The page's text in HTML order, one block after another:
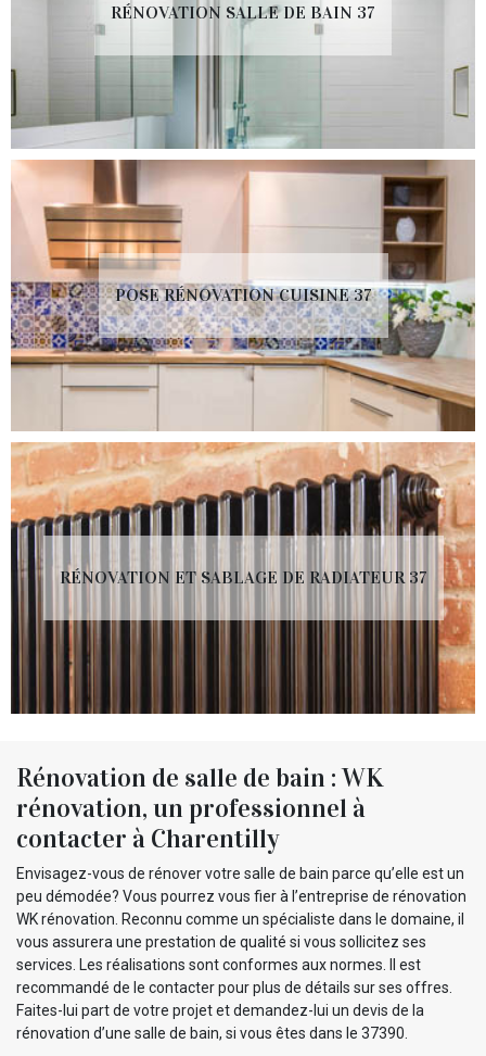
RÉNOVATION SALLE DE BAIN 37
POSE RÉNOVATION CUISINE 37
RÉNOVATION ET SABLAGE DE RADIATEUR 37
Rénovation de salle de bain : WK
rénovation, un professionnel à
contacter à Charentilly
Envisagez-vous de rénover votre salle de bain parce qu’elle est un
peu démodée? Vous pourrez vous fier à l’entreprise de rénovation
WK rénovation. Reconnu comme un spécialiste dans le domaine, il
vous assurera une prestation de qualité si vous sollicitez ses
services. Les réalisations sont conformes aux normes. Il est
recommandé de le contacter pour plus de détails sur ses offres.
Faites-lui part de votre projet et demandez-lui un devis de la
rénovation d’une salle de bain, si vous êtes dans le 37390.